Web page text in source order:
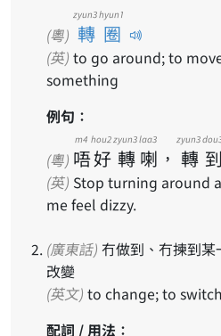
(粵) 轉圈
zyun3 hyun1
(英) to go around; to
something
例句：
(粵) 唔
m4
好
hou2
轉
zyun3
喇
laa3
， 轉
zyun3
到
(英) Stop turning around
me feel dizzy.
(廣東話)
改變
(英文) to change; to switch
配詞 / 用法：